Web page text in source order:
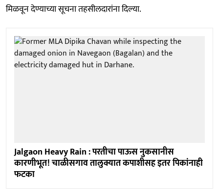
मिळवून देण्याच्या सूचना तहसीलदारांना दिल्या.
Jalgaon Heavy Rain : परतीचा पाऊस नुकसानीस
कारणीभूत! चाळीसगाव तालुक्यात कपाशीसह इतर पिकांनाही
फटका